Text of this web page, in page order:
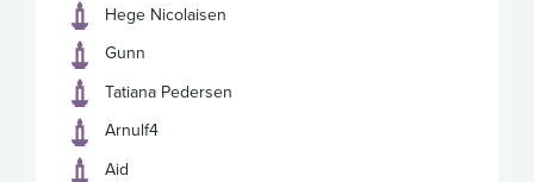
Hege Nicolaisen
Gunn
Tatiana Pedersen
Arnulf4
Aid